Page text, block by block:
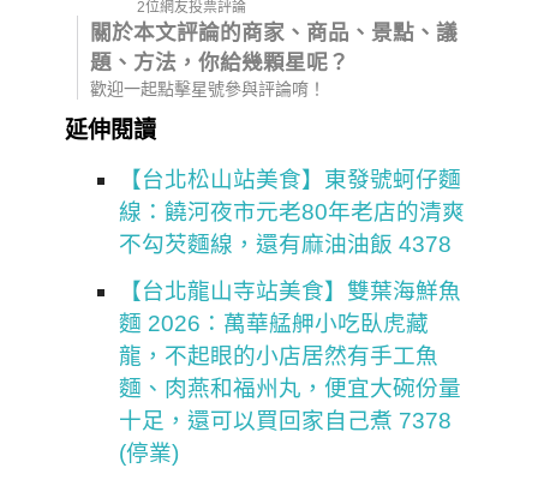
2位網友投票評論
關於本文評論的商家、商品、景點、議
題、方法，你給幾顆星呢？
歡迎一起點擊星號參與評論唷！
延伸閱讀
【台北松山站美食】東發號蚵仔麵
線：饒河夜市元老80年老店的清爽
不勾芡麵線，還有麻油油飯 4378
【台北龍山寺站美食】雙葉海鮮魚
麵 2026：萬華艋舺小吃臥虎藏
龍，不起眼的小店居然有手工魚
麵、肉燕和福州丸，便宜大碗份量
十足，還可以買回家自己煮 7378
(停業)